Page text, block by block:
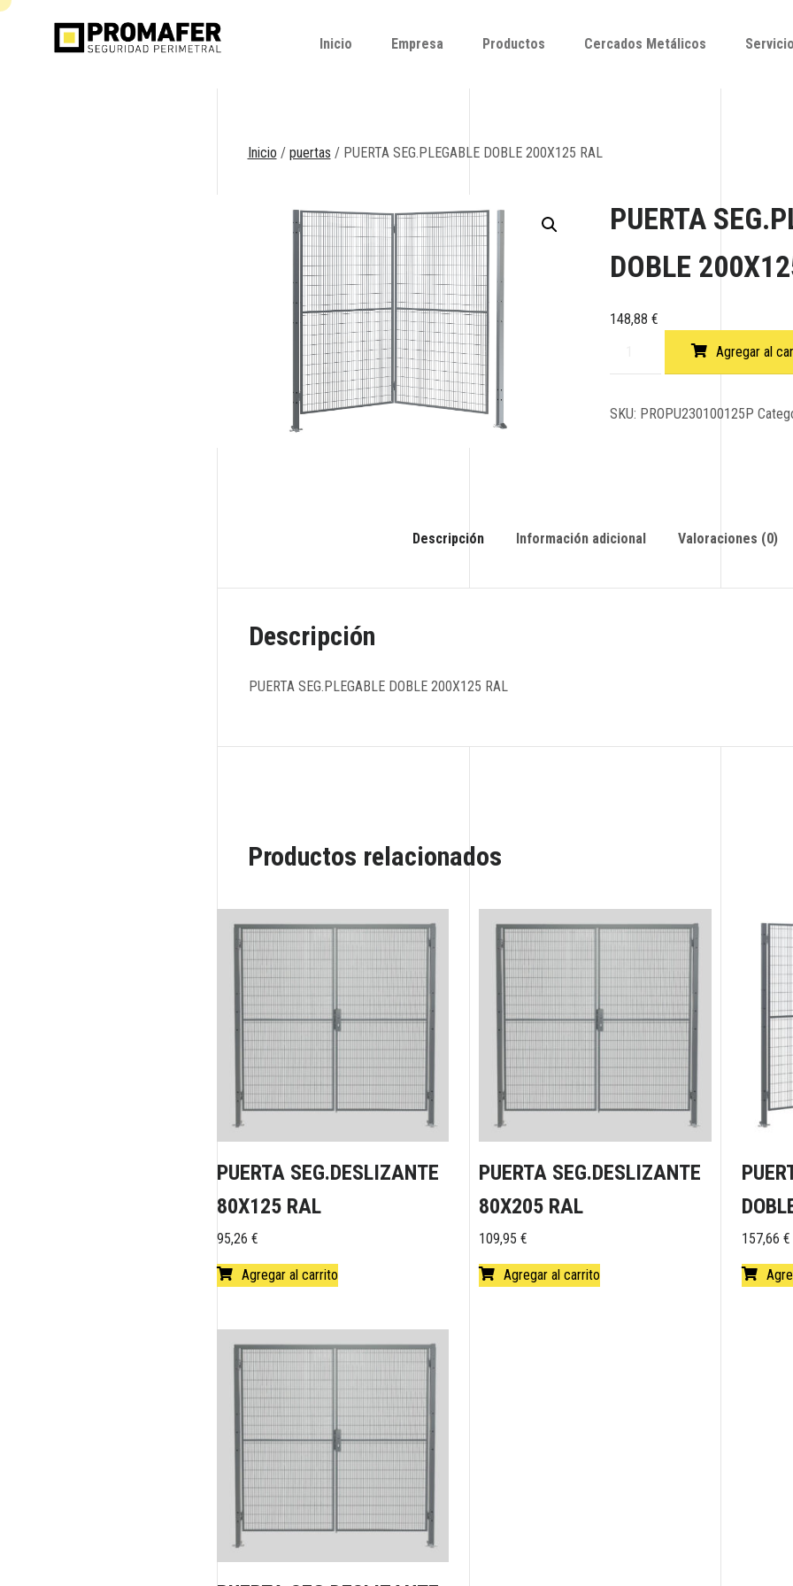
Inicio Empresa Productos Cercados Metálicos
Inicio / puertas / PUERTA SEG.PLEGABLE DOBLE 200X125 RAL
PUERTA
DOBLE
148,88€
Agregar al
SKU: PROPU230100125P
Descripción Información adicional Valoraciones (0)
Descripción
PUERTA SEG.PLEGABLE DOBLE 200X125 RAL
Productos relacionados
PUERTA SEG.DESLIZANTE
80X125 RAL
95,26 €
Agregar al carrito
PUERTA SEG.DESLIZANTE
80X205 RAL
109,95€
Agregar al carrito
157,66 €